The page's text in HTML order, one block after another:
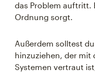
das Problem auftritt.
Ordnung sorgt.
Außerdem solltest
hinzuziehen, der mit
Systemen vertraut